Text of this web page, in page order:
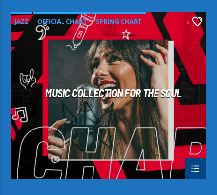
JAZZ OFFICIAL CHART SPRING CHART 3
MUSIC COLLECTION FOR THE SOUL